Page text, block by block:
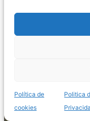
Política de
cookies
Politica